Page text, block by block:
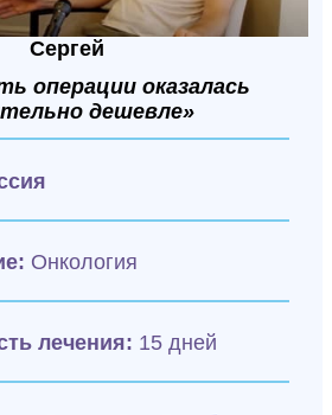
Сергей
операции оказалась
дешевле»
Онкология
лечения: 15 дней